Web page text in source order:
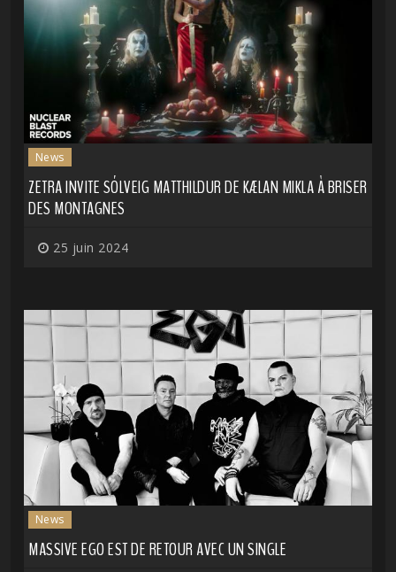
News
ZETRA INVITE SÓLVEIG MATTHILDUR DE KÆLAN MIKLA À BRISER
DES MONTAGNES
25 juin 2024
News
MASSIVE EGO EST DE RETOUR AVEC UN SINGLE